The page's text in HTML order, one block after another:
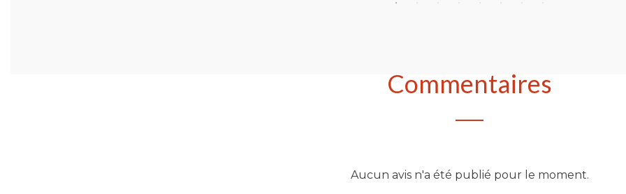
Commentaires
Aucun avis n'a été publié pour le moment.